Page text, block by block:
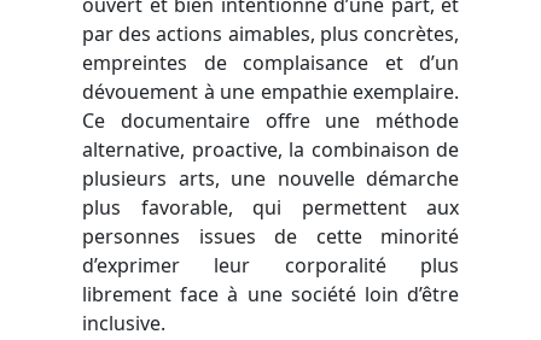
par des actions aimables, plus concrètes,
empreintes de complaisance et d’un
dévouement à une empathie exemplaire.
Ce documentaire offre une méthode
alternative, proactive, la combinaison de
plusieurs arts, une nouvelle démarche
plus favorable, qui permettent aux
personnes issues de cette minorité
d’exprimer leur corporalité plus
librement face à une société loin d’être
inclusive.